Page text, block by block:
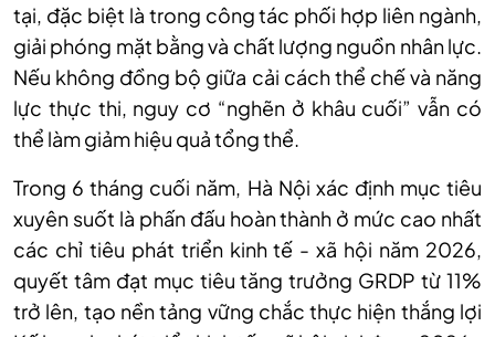
tại, đặc biệt là trong công tác phối hợp liên ngành,
giải phóng mặt bằng và chất lượng nguồn nhân lực.
Nếu không đồng bộ giữa cải cách thể chế và năng
lực thực thi, nguy cơ “nghẽn ở khâu cuối” vẫn có
thể làm giảm hiệu quả tổng thể.
Trong 6 tháng cuối năm, Hà Nội xác định mục tiêu
xuyên suốt là phấn đấu hoàn thành ở mức cao nhất
các chỉ tiêu phát triển kinh tế - xã hội năm 2026,
quyết tâm đạt mục tiêu tăng trưởng GRDP từ 11%
trở lên, tạo nền tảng vững chắc thực hiện thắng lợi